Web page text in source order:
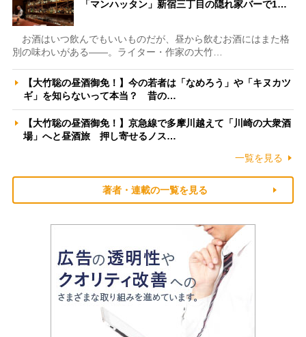
「マンハッタン」新宿三丁目の隠れ家バーで1…
お酒はいつ飲んでもいいものだが、昼から飲むお酒にはまた格
別の味わいがある――。ライター・作家の大竹…
【大竹聡の昼酒御免！】今の若者は「なめろう」や「キヌカツ
ギ」を知らないって本当？ 昔の…
【大竹聡の昼酒御免！】京急線で多摩川越えて「川崎の大衆酒
場」へと昼酒旅 押し寄せるノス…
一覧を見る
著者・連載の一覧を見る